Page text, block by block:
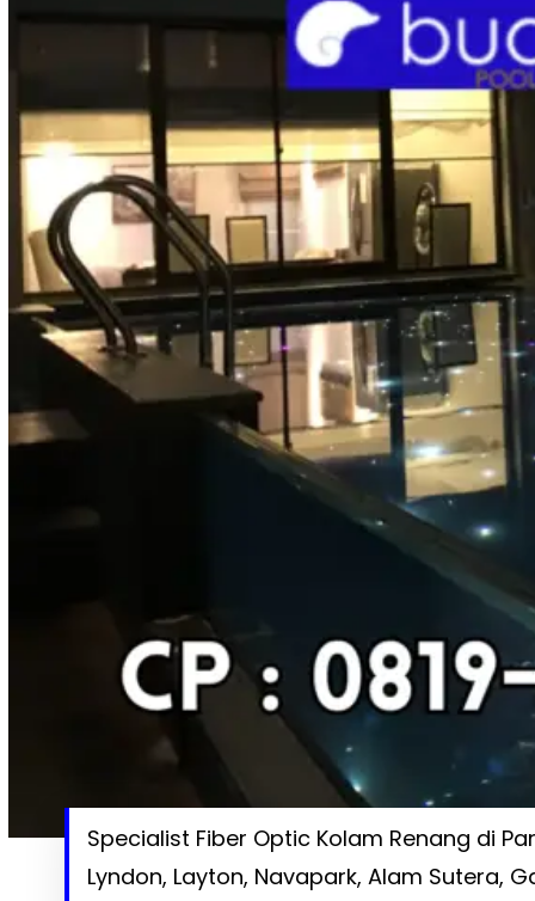
Specialist Fiber Optic Kolam Renang di
Lyndon, Layton, Navapark, Alam Sutera,